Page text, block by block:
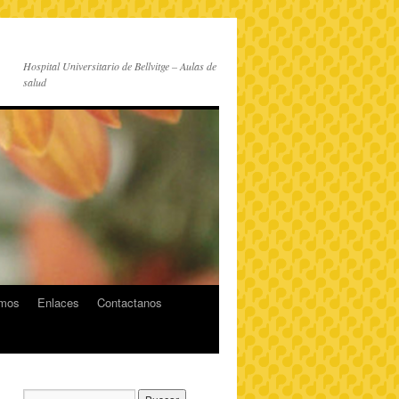
Hospital Universitario de Bellvitge – Aulas de
salud
Enlaces Contactanos